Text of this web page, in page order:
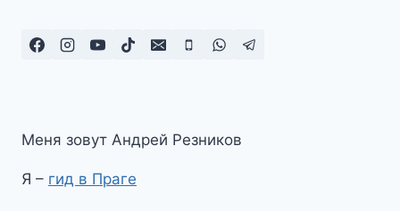
Меня зовут Андрей Резников
Я – гид в Праге